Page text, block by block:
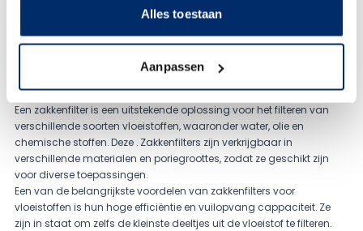
Alles toestaan
Aanpassen
filterzakken
filterzakken
Een zakkenfilter is een uitstekende oplossing voor het filteren van
verschillende soorten vloeistoffen, waaronder water, olie en
chemische stoffen. Deze . Zakkenfilters zijn verkrijgbaar in
verschillende materialen en poriegroottes, zodat ze geschikt zijn
voor diverse toepassingen.
Een van de belangrijkste voordelen van zakkenfilters voor
vloeistoffen is hun hoge efficiëntie en vuilopvang cappaciteit. Ze
zijn in staat om zelfs de kleinste deeltjes uit de vloeistof te filteren.